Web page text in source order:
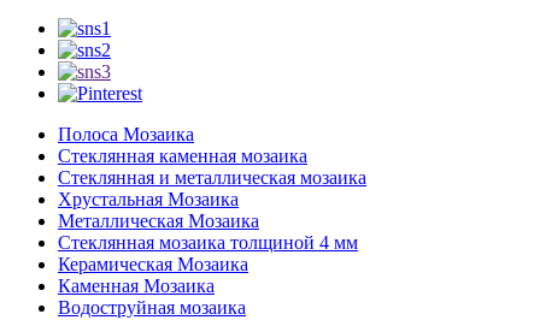
Полоса Мозаика
Стеклянная каменная мозаика
Стеклянная и металлическая мозаика
Хрустальная Мозаика
Металлическая Мозаика
Стеклянная мозаика толщиной 4 мм
Керамическая Мозаика
Каменная Мозаика
Водоструйная мозаика